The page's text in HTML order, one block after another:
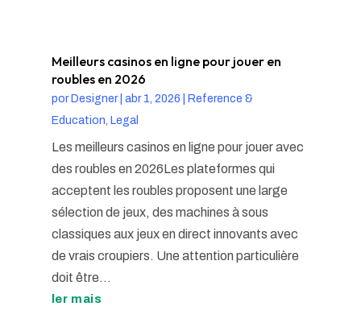
Meilleurs casinos en ligne pour jouer en
roubles en 2026
por Designer| abr 1, 2026
Reference &
Education, Legal
Les meilleurs casinos en ligne pour jouer avec
des roubles en 2026Les plateformes qui
acceptent les roubles proposent une large
sélection de jeux, des machines à sous
classiques aux jeux en direct innovants avec
de vrais croupiers. Une attention particulière
doit être...
ler mais